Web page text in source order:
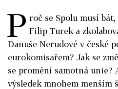
P roč se Spolu musí
Filip Turek a
Danuše Nerudové v české
eurokomisařem? Jak se
se promění samotná unie?
výsledek mnohem menším